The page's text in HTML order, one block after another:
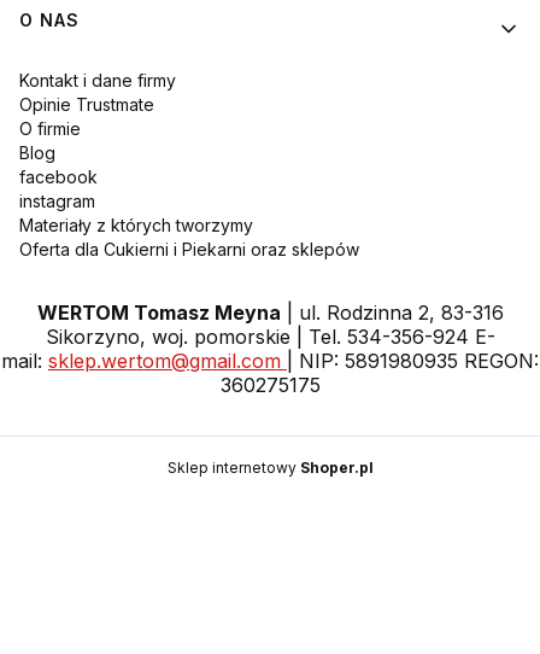
O NAS
Kontakt i dane firmy
Opinie Trustmate
O firmie
Blog
facebook
instagram
Materiały z których tworzymy
Oferta dla Cukierni i Piekarni oraz sklepów
WERTOM Tomasz Meyna | ul. Rodzinna 2, 83-316
Sikorzyno, woj. pomorskie | Tel. 534-356-924 E-
mail: sklep.wertom@gmail.com
| NIP: 5891980935 REGON:
360275175
Sklep internetowy Shoper.pl